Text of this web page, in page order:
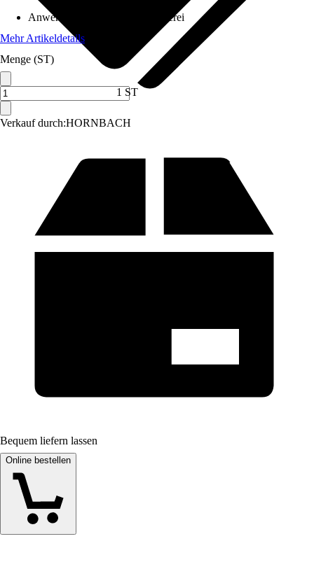
Verkauf durch:HORNBACH
Anwendungsbereich
Kunstmalerei
Mehr Artikeldetails
Menge (ST)
1 ST
Bequem liefern lassen
Online bestellen